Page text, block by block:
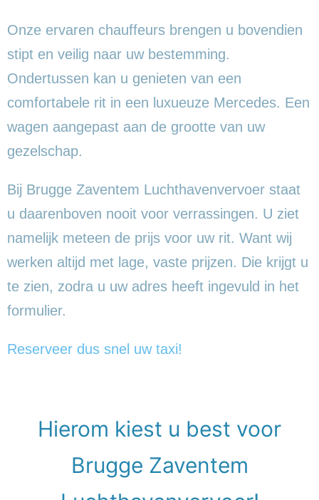
Onze ervaren chauffeurs brengen u bovendien
stipt en veilig naar uw bestemming.
Ondertussen kan u genieten van een
comfortabele rit in een luxueuze Mercedes. Een
wagen aangepast aan de grootte van uw
gezelschap.
Bij Brugge Zaventem Luchthavenvervoer staat
u daarenboven nooit voor verrassingen. U ziet
namelijk meteen de prijs voor uw rit. Want wij
werken altijd met lage, vaste prijzen. Die krijgt u
te zien, zodra u uw adres heeft ingevuld in het
formulier.
Reserveer dus snel uw taxi!
Hierom kiest u best voor
Brugge Zaventem